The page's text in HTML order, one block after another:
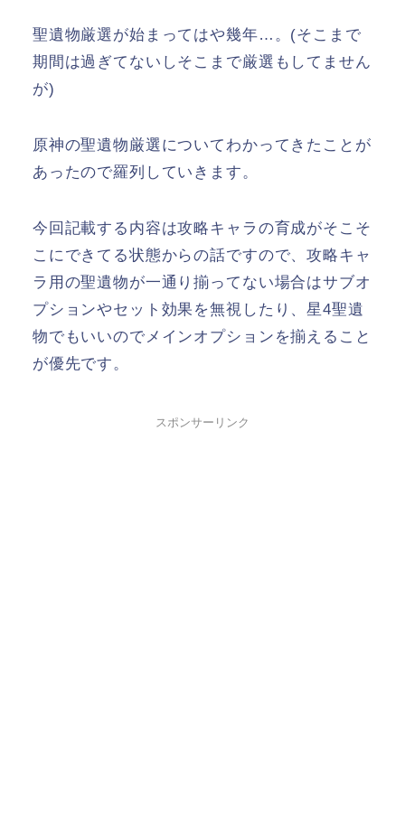
聖遺物厳選が始まってはや幾年…。(そこまで
期間は過ぎてないしそこまで厳選もしてません
が)
原神の聖遺物厳選についてわかってきたことが
あったので羅列していきます。
今回記載する内容は攻略キャラの育成がそこそ
こにできてる状態からの話ですので、攻略キャ
ラ用の聖遺物が一通り揃ってない場合はサブオ
プションやセット効果を無視したり、星4聖遺
物でもいいのでメインオプションを揃えること
が優先です。
スポンサーリンク